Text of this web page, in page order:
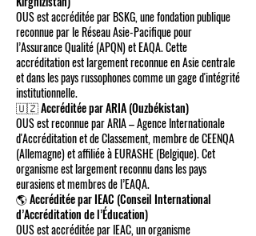
OUS est accréditée par BSKG, une fondation publique
reconnue par le Réseau Asie-Pacifique pour
l’Assurance Qualité (APQN) et EAQA. Cette
accréditation est largement reconnue en Asie centrale
et dans les pays russophones comme un gage d'intégrité
institutionnelle.
🇺🇿 Accréditée par ARIA (Ouzbékistan)
OUS est reconnue par ARIA – Agence Internationale
d'Accréditation et de Classement, membre de CEENQA
(Allemagne) et affiliée à EURASHE (Belgique). Cet
organisme est largement reconnu dans les pays
eurasiens et membres de l’EAQA.
🌎 Accréditée par IEAC (Conseil International
d’Accréditation de l’Éducation)
OUS est accréditée par IEAC, un organisme